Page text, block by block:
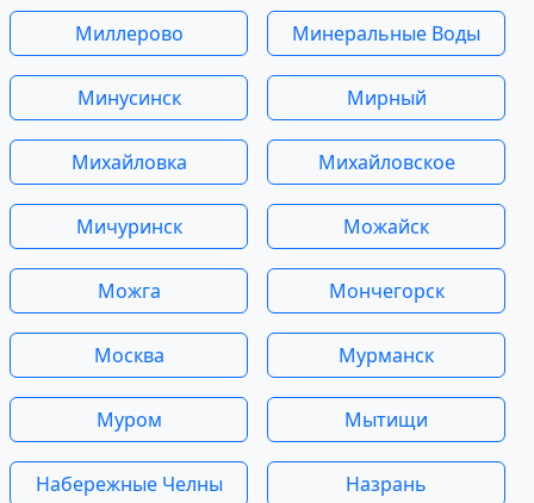
Миллерово Минеральные Воды
Минусинск Мирный
Михайловка Михайловское
Мичуринск Можайск
Можга Мончегорск
Москва Мурманск
Муром Мытищи
Набережные Челны Назрань